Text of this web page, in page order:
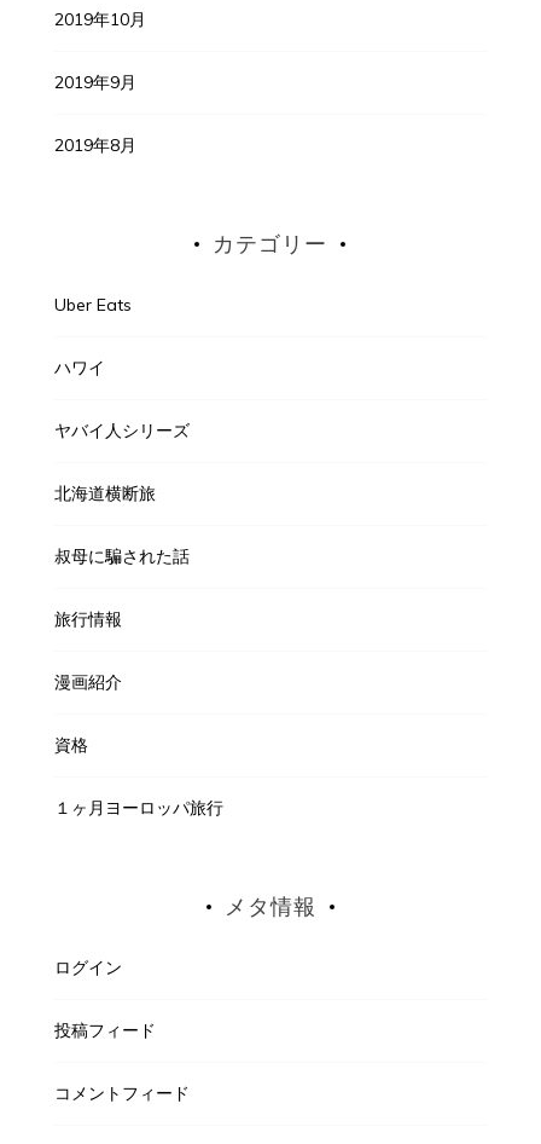
2019年10月
2019年9月
2019年8月
カテゴリー
Uber Eats
ハワイ
ヤバイ人シリーズ
北海道横断旅
叔母に騙された話
旅行情報
漫画紹介
資格
１ヶ月ヨーロッパ旅行
メタ情報
ログイン
投稿フィード
コメントフィード